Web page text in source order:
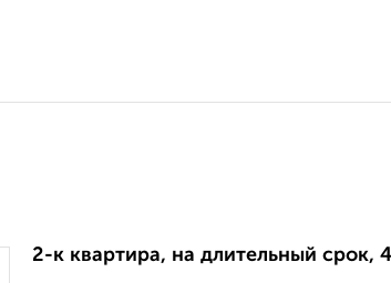
2-к квартира, на длительный срок,